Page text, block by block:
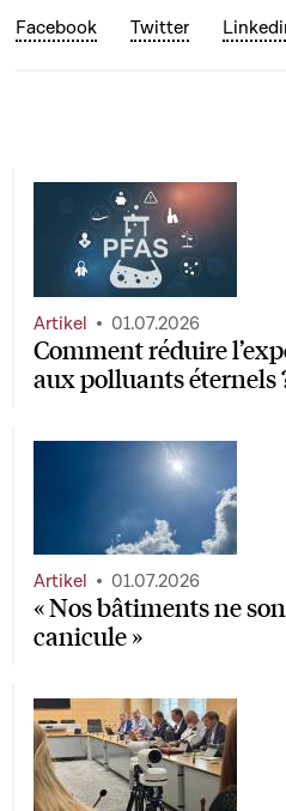
Facebook Twitter
Comment réduire
aux polluants éternels
Artikel 01.07.2026
« Nos bâtiments ne
canicule »
Artikel 01.07.2026